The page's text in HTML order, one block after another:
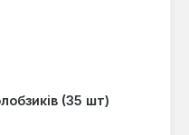
(35 шт)